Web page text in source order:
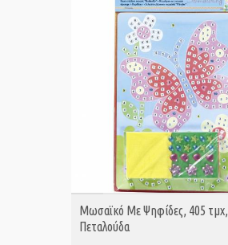
ΑΓΟΡΑ
Μωσαϊκό Με Ψηφίδες, 405 τμχ,
Πεταλούδα